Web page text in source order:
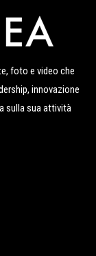
foto e video che
innovazione
sulla sua attività